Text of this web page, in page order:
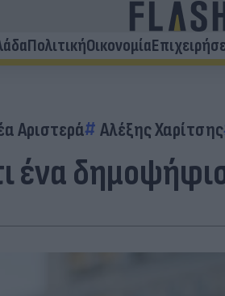
ΠολιτικήΟικονομία
Αριστερά Αλέξης Χαρίτσης
ένα